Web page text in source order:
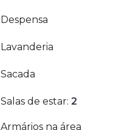
Despensa
Lavanderia
Sacada
Salas de estar: 2
Armários na área